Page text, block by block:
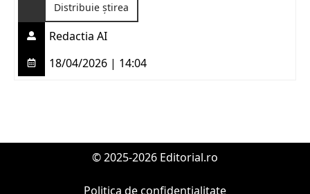
Distribuie știrea
Redactia AI
18/04/2026 | 14:04
© 2025-2026 Editorial.ro
Politica de confidențialitate